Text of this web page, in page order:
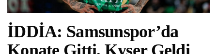
İDDİA: Samsunspor’da